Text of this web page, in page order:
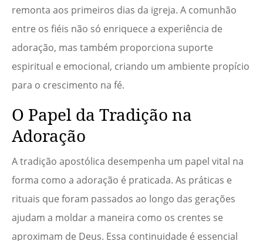
remonta aos primeiros dias da igreja. A comunhão
entre os fiéis não só enriquece a experiência de
adoração, mas também proporciona suporte
espiritual e emocional, criando um ambiente propício
para o crescimento na fé.
O Papel da Tradição na
Adoração
A tradição apostólica desempenha um papel vital na
forma como a adoração é praticada. As práticas e
rituais que foram passados ao longo das gerações
ajudam a moldar a maneira como os crentes se
aproximam de Deus. Essa continuidade é essencial